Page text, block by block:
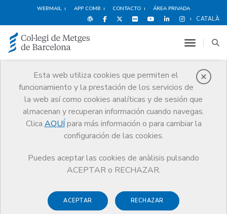
WEBMAIL APP COMB CONTACTO ÁREA PRIVADA
CATALÀ
Esta web utiliza cookies que permiten el
funcionamiento y la prestación de los servicios de
la web así como cookies analíticas y de sesión que
almacenan y recuperan información cuando navegas.
Clica AQUÍ para más información o para cambiar la
configuración de las cookies.
Puedes aceptar las cookies de anàlisis pulsando
ACEPTAR o RECHAZAR.
ACEPTAR RECHAZAR
toggle
Noticias
Comunicación
Noticias
Jaume Padrós en Diario Médico: “No queremos romper con la OMC,
pero queremos colaborar de acuerdo con la ley”
15 SEPTIEMBRE DE 2016